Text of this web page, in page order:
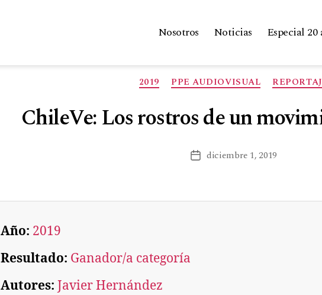
Nosotros Noticias Especial 20
2019 PPE AUDIOVISUAL
ChileVe: Los rostros de un
diciembre 1, 2019
Año: 2019
Resultado: Ganador/a categoría
Autores: Javier Hernández